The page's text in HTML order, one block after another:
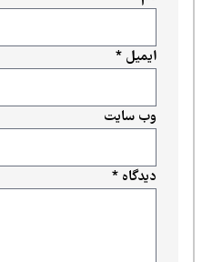
دیدگاه*
ایمیل*
وب‌ سایت